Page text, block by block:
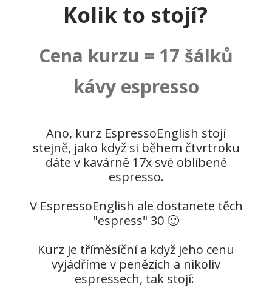
Kolik to stojí?
Cena kurzu = 17 šálků
kávy espresso
Ano, kurz EspressoEnglish stojí
stejně, jako když si během čtvrtroku
dáte v kavárně 17x své oblíbené
espresso.
V EspressoEnglish ale dostanete těch
"espress" 30 🙂
Kurz je tříměsíční a když jeho cenu
vyjádříme v penězích a nikoliv
espressech, tak stojí: